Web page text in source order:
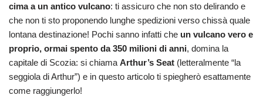
cima a un antico vulcano: ti assicuro che non sto delirando e
che non ti sto proponendo lunghe spedizioni verso chissà quale
lontana destinazione! Pochi sanno infatti che un vulcano vero e
proprio, ormai spento da 350 milioni di anni, domina la
capitale di Scozia: si chiama Arthur’s Seat (letteralmente “la
seggiola di Arthur”) e in questo articolo ti spiegherò esattamente
come raggiungerlo!